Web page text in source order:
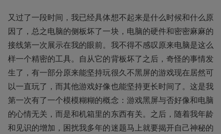
又过了一段时间，我已经具体想不起来是什么时候和什么原
因了，总之电脑的侧板坏了一块，电脑的硬件和密密麻麻的
接线第一次展示在我的眼前。我不得不感叹原来电脑是这么
样一个精密的工具。自从它的背板坏了之后，奇怪的事情发
生了，有一部分原来能坚持玩很久不黑屏的游戏现在居然可
以一直玩了，而其他游戏好像也能坚持更长时间了。这是我
第一次有了一个模模糊糊的概念：游戏黑屏与否好像和电脑
的心情无关，而是和机箱里的东西有关。之后，随着我年龄
和见识的增加，困扰我多年的迷题马上就要揭开自己神秘的